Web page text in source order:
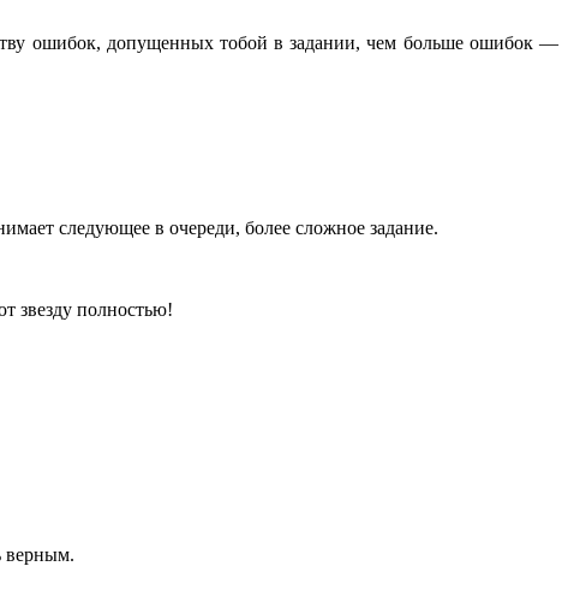
ошибок, допущенных тобой в задании, чем больше ошибок —
следующее в очереди, более сложное задание.
звезду полностью!
верным.